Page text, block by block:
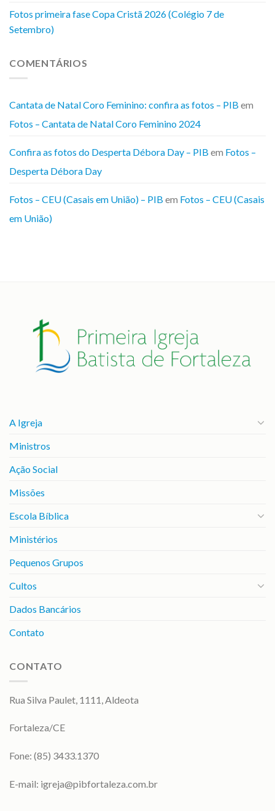
Fotos primeira fase Copa Cristã 2026 (Colégio 7 de
Setembro)
COMENTÁRIOS
Cantata de Natal Coro Feminino: confira as fotos – PIB em
Fotos – Cantata de Natal Coro Feminino 2024
Confira as fotos do Desperta Débora Day – PIB em Fotos –
Desperta Débora Day
Fotos – CEU (Casais em União) – PIB em Fotos – CEU (Casais
em União)
A Igreja
Ministros
Ação Social
Missões
Escola Bíblica
Ministérios
Pequenos Grupos
Cultos
Dados Bancários
Contato
CONTATO
Rua Silva Paulet, 1111, Aldeota
Fortaleza/CE
Fone: (85) 3433.1370
E-mail: igreja@pibfortaleza.com.br